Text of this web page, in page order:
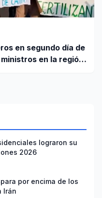
en segundo día de
en la región
lograron su
2026
por encima de los
Irán